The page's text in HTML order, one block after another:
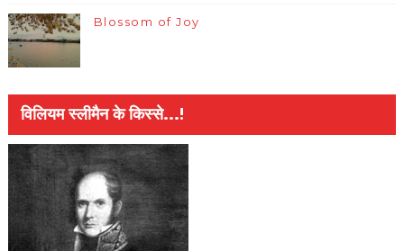
Blossom of Joy
विलियम स्लीमैन के किस्से...!